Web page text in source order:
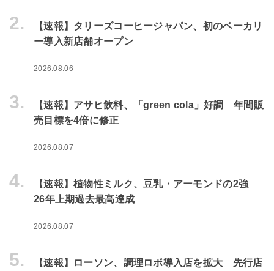
2.
【速報】タリーズコーヒージャパン、初のベーカリ
ー導入新店舗オープン
2026.08.06
3.
【速報】アサヒ飲料、「green cola」好調 年間販
売目標を4倍に修正
2026.08.07
4.
【速報】植物性ミルク、豆乳・アーモンドの2強
26年上期過去最高達成
2026.08.07
5.
【速報】ローソン、調理ロボ導入店を拡大 先行店